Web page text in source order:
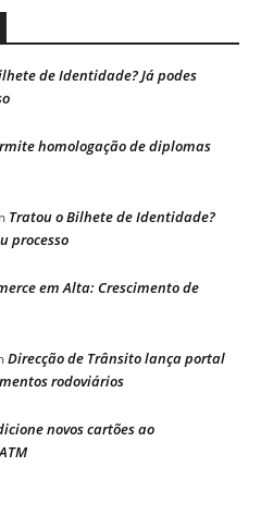
de Identidade? Já podes
homologação de diplomas
Tratou o Bilhete de Identidade?
processo
em Alta: Crescimento de
Direcção de Trânsito lança portal
rodoviários
novos cartões ao